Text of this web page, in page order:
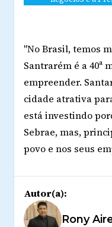
"No Brasil, temos
Santrarém é a 40ª
empreender.
cidade atrativa
está investindo
Sebrae, mas,
povo e nos seus
Autor(a):
Rony